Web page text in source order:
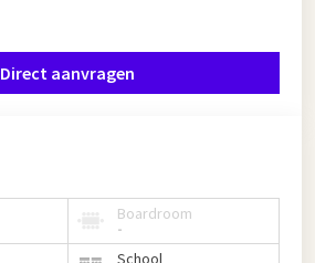
Direct aanvragen
Boardroom
-
School